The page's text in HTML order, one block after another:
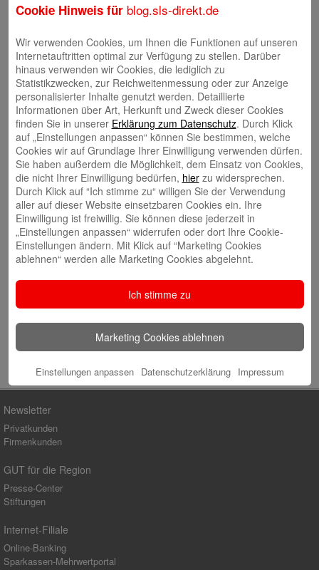
Schreibe einen Kommentar
Deine E-Mail-Adresse wird nicht veröffentlicht. Erforderliche Felder
sind mit*markiert
Name*
E-Mail*
Newsletter
Privatkunden
Firmenkunden
GUT für die Region
Presse-Center
Stiftungen
Internet-Filiale
Online-Banking
Sparkassen-Mehrwertportal
Cookie Hinweis für blog.sls-direkt.de
Wir verwenden Cookies, um Ihnen die Funktionen auf unseren
Internetauftritten optimal zur Verfügung zu stellen. Darüber
hinaus verwenden wir Cookies, die lediglich zu
Statistikzwecken, zur Reichweitenmessung oder zur Anzeige
personalisierter Inhalte genutzt werden. Detaillierte
Informationen über Art, Herkunft und Zweck dieser Cookies
finden Sie in unserer Erklärung zum Datenschutz. Durch Klick
auf „Einstellungen anpassen“ können Sie bestimmen, welche
Cookies wir auf Grundlage Ihrer Einwilligung verwenden dürfen.
Sie haben außerdem die Möglichkeit, dem Einsatz von Cookies,
die nicht Ihrer Einwilligung bedürfen, hierzu widersprechen.
Durch Klick auf “Ich stimme zu“ willigen Sie der Verwendung
aller auf dieser Website einsetzbaren Cookies ein. Ihre
Einwilligung ist freiwillig. Sie können diese jederzeit in
„Einstellungen anpassen“ widerrufen oder dort Ihre Cookie-
Einstellungen ändern. Mit Klick auf “Marketing Cookies
ablehnen“ werden alle Marketing Cookies abgelehnt.
Ich stimme zu
Marketing Cookies ablehnen
Einstellungen anpassen Datenschutzerklärung Impressum